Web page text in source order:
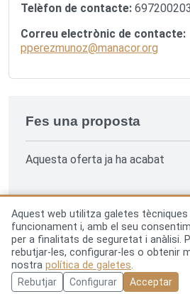
Telèfon de contacte: 697200203
Correu electrònic de contacte:
pperezmunoz@manacor.org
Fes una proposta
Aquesta oferta ja ha acabat
Avís legal
Política de
Política de galetes
Aquest web utilitza galetes
funcionament i, amb el seu
per a finalitats de seguretat i anàlisi.
rebutjar-les, configurar-les o obtenir
nostra política de galetes.
Rebutjar Configurar Acceptar